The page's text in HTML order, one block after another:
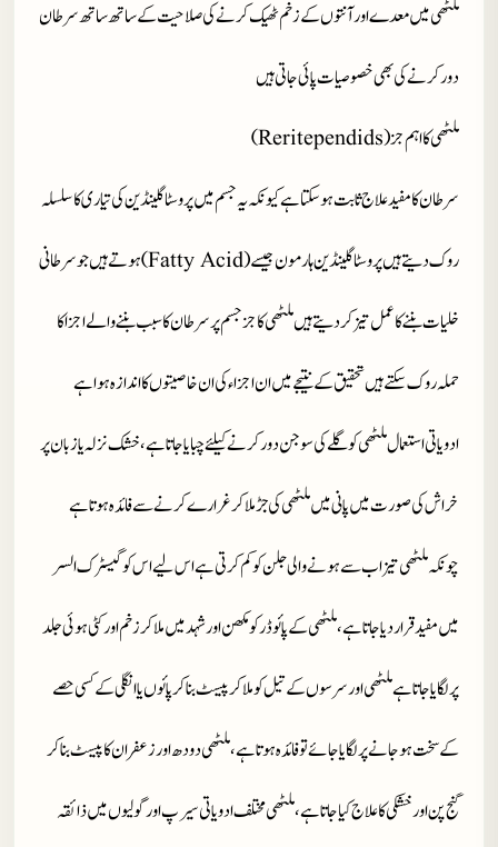
ملٹھی میں معدے اور آنتوں کے زخم ٹھیک کرنے کی صلاحیت کے ساتھ ساتھ سرطان
دور کرنے کی بھی خصوصیات پائی جاتی ہیں
ملٹھی کا اہم جز (Reritependids
)
سرطان کا مفید علاج ثابت ہو سکتا ہے کیونکہ یہ جسم میں پروسٹاگلینڈین کی تیاری کا سلسلہ
روک دیتے ہیں پروسٹاگلینڈین ہارمون جیسے (Fatty Acid) ہوتے ہیں جو سرطانی
خلیات بننے کا عمل تیز کر دیتے ہیں ملٹھی کا جز جسم پر سرطان کا سبب بننے والے اجزا کا
حملہ روک سکتے ہیں تحقیق کے نتیجے میں ان اجزاء کی ان خاصیتوں کا اندازہ ہوا ہے
ادویاتی استعمال ملٹھی کو گلے کی سوجن دور کرنے کیلئے چبایا جاتا ہے، خشک نزلہ یا زبان پر
خراش کی صور ت میں پانی میں ملٹھی کی جڑ ملا کر غرارے کرنے سے فائدہ ہوتا ہے
چونکہ ملٹھی تیزاب سے ہونے والی جلن کو کم کرتی ہے اس لیے اس کو گیسٹرک السر
میں مفید قرار دیا جاتا ہے، ملٹھی کے پائوڈر کو مکھن اور شہد میں ملا کر زخم اور کٹی ہوئی جلد
پر لگایا جاتا ہے ملٹھی اور سرسوں کے تیل کو ملا کر پیسٹ بنا کر پائوں یا انگلی کے کسی حصے
کے سخت ہوجانے پر لگایا جائے تو فائدہ ہوتا ہے، ملٹھی دودھ اور زعفران کا پیسٹ بنا کر
گنج پن اور خشکی کا علاج کیا جاتا ہے، ملٹھی مختلف ادویاتی سیرپ اور گولیوں میں ذائقہ